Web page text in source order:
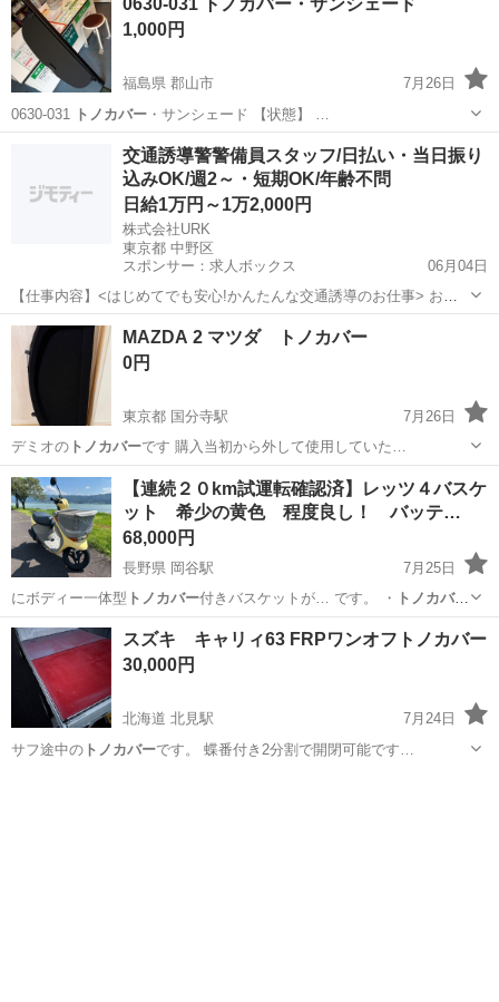
0630-031 トノカバー・サンシェード
1,000円
福島県 郡山市
7月26日
0630-031
トノカバー ・サンシェード 【状態】 …
内装、インテリア トノカバー
交通誘導警警備員スタッフ/日払い・当日振り
込みOK/週2～・短期OK/年齢不問
日給1万円～1万2,000円
株式会社URK
東京都 中野区
スポンサー：求人ボックス
06月04日
【仕事内容】<はじめてでも安心!かんたんな交通誘導のお仕事> お願
いするのは、住宅街の工事現場で車や人を安全に誘導するお仕事で
す。 工事現場といっても、住宅街が多いので、交通量は少なめで落ち
着いた環境。 しかも、複雑な片側交互通行...
アルバイト・パート
MAZDA 2 マツダ トノカバー
0円
東京都 国分寺駅
7月26日
デミオのトノカバーです 購入当初から外して使用していた…
東京 国分寺市 国分寺駅 アクセサリー
【連続２０km試運転確認済】レッツ４バスケ
ット 希少の黄色 程度良し！ バッテ…
68,000円
長野県 岡谷駅
7月25日
にボディー一体型 トノカバー 付きバスケットが… です。 ・
トノカバー
も正常動作します…
長野 岡谷市 岡谷駅 スズキ
スズキ キャリィ63 FRPワンオフトノカバー
30,000円
北海道 北見駅
7月24日
サフ途中のトノカバーです。 蝶番付き2分割で開閉可能です…